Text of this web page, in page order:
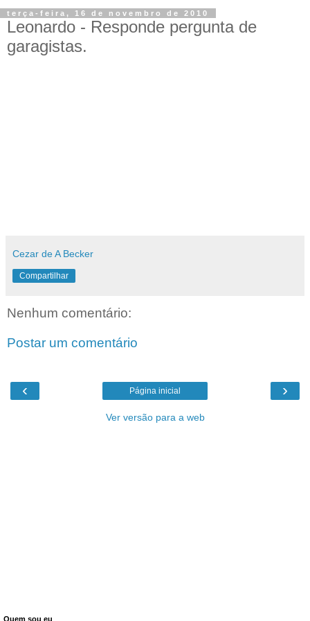
terça-feira, 16 de novembro de 2010
Leonardo - Responde pergunta de
garagistas.
Cezar de A Becker
Compartilhar
Nenhum comentário:
Postar um comentário
‹ ›
Página inicial
Ver versão para a web
Quem sou eu